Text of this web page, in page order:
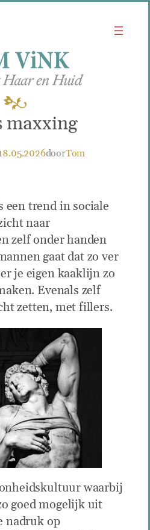
maxxing
doorTom
een trend in sociale
naar
zelf onder handen
gaat dat zo ver
je eigen kaaklijn zo
Evenals zelf
zetten, met fillers.
waarbij
goed mogelijk uit
nadruk op